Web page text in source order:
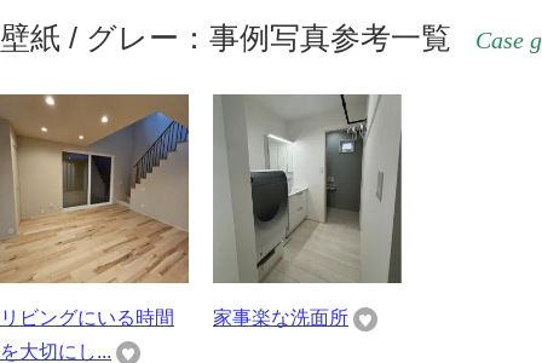
壁紙 / グレー：事例写真参考一覧 Case
リビングにいる時間
を大切にし...
家事楽な洗面所